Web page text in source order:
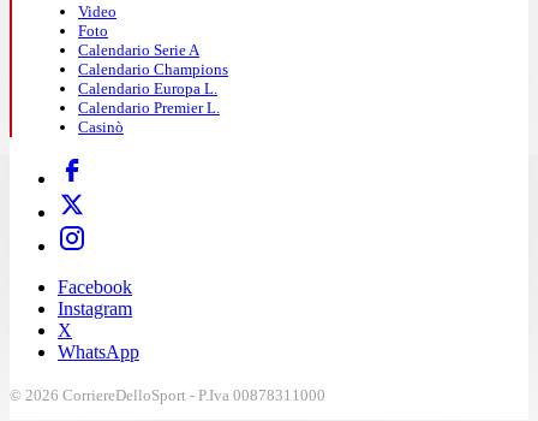
Video
Foto
Calendario Serie A
Calendario Champions
Calendario Europa L.
Calendario Premier L.
Casinò
Facebook
Instagram
X
WhatsApp
© 2026 CorriereDelloSport - P.Iva 00878311000